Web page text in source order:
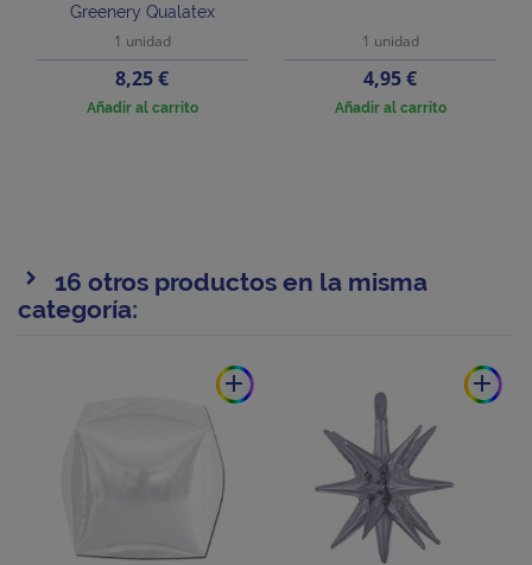
Greenery Qualatex
1 unidad
Precio
8,25 €
Añadir al carrito
1 unidad
Precio
4,95 €
Añadir al carrito
16 otros productos en la misma
categoría:
add add